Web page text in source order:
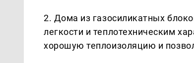
2. Дома из газосиликатных
легкости и теплотехническим
хорошую теплоизоляцию и